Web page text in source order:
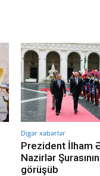
Digər xəbərlər
Prezident İlham
Nazirlər
görüşüb